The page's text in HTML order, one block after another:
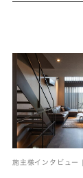
施主様インタビュ